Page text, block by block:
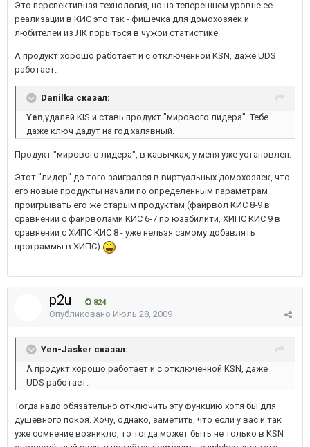
Это перспективная технология, но на теперешнем уровне ее
реализации в КИС это так - фишечка для домохозяек и
любителей из ЛК порыться в чужой статистике.
А продукт хорошо работает и с отключенной KSN, даже UDS
работает.
Danilka сказал:
Yen,удаляй KIS и ставь продукт "мирового лидера". Тебе
даже ключ дадут на год халявный.
Продукт "мирового лидера", в кавычках, у меня уже установлен.
Этот "лидер" до того заигрался в виртуальных домохозяек, что
его новые продукты начали по определенным параметрам
проигрывать его же старым продуктам (файрвол КИС 8-9 в
сравнении с файрволами КИС 6-7 по юзабилити, ХИПС КИС 9 в
сравнении с ХИПС КИС 8 - уже нельзя самому добавлять
программы в ХИПС)
.
p2u 824
Опубликовано Июль 28, 2009
Yen-Jasker сказал:
А продукт хорошо работает и с отключенной KSN, даже
UDS работает.
Тогда надо обязательно отключить эту функцию хотя бы для
душевного покоя. Хочу, однако, заметить, что если у вас и так
уже сомнение возникло, то тогда может быть не только в KSN